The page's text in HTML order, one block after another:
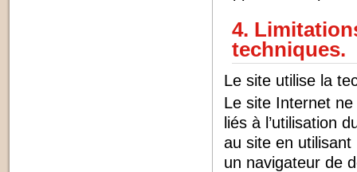
4.
techniques.
Le site utilise la
Le site Internet
liés à l’utilisation
au site en
un navigateur de